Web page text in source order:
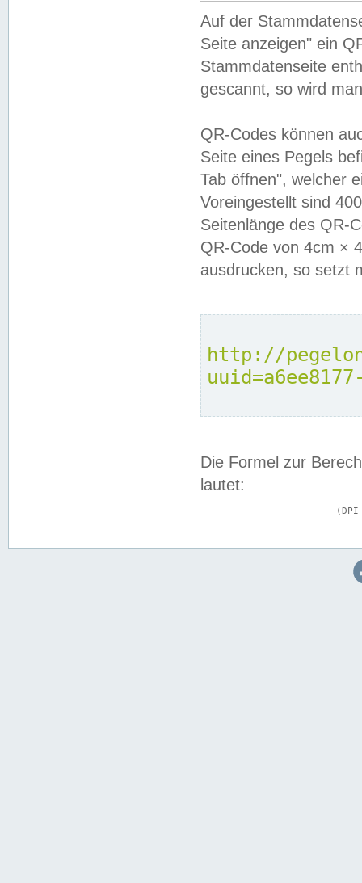
Auf der
Seite anzeigen" ein
Stammdatenseite
gescannt, so wird
QR-Codes können
Seite eines Pegels
Tab öffnen", welcher
Voreingestellt sind
Seitenlänge des QR-
QR-Code von 4cm ×
ausdrucken, so setzt
http://
Die Formel zur
lautet: